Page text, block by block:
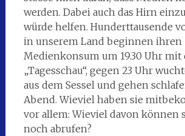
werden. Dabei auch das Hirn
würde helfen. Hunderttausende
in unserem Land beginnen ihren
Medienkonsum um 19.30 Uhr mit
„Tagesschau“, gegen 23 Uhr
aus dem Sessel und gehen
Abend. Wieviel haben sie
vor allem: Wieviel davon können
noch abrufen?